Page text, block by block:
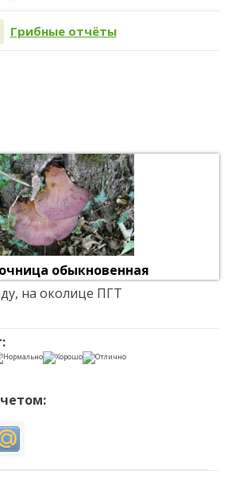
Грибные отчёты
обыкновенная
на околице ПГТ